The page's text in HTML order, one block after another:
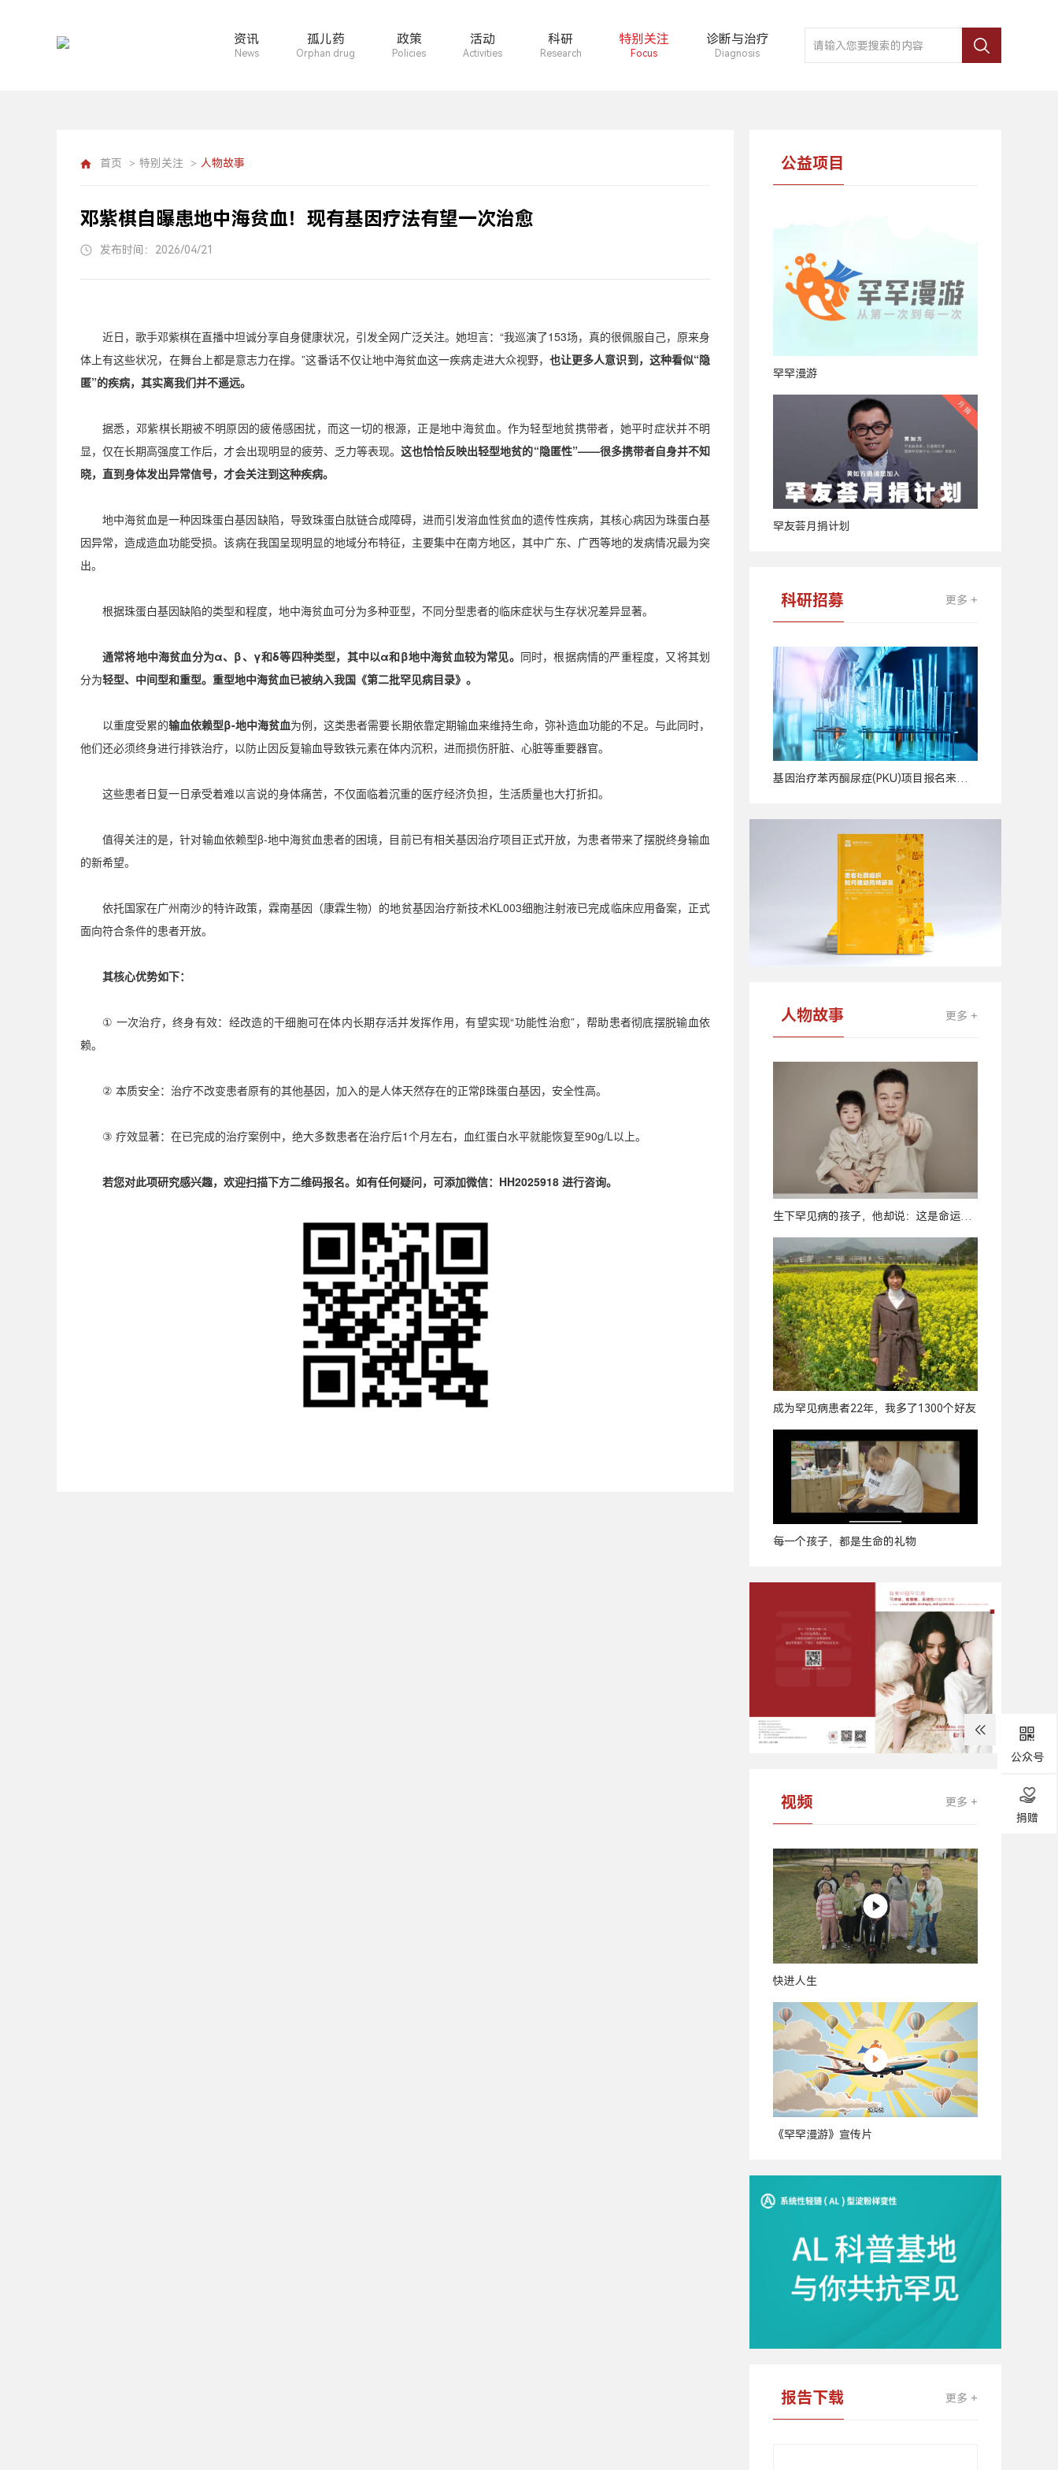
资讯
News
孤儿药
Orphan drug
政策
Policies
活动
Activities
科研
Research
特别关注
Focus
诊断与治疗
Diagnosis
首页 > 特别关注 > 人物故事
邓紫棋自曝患地中海贫血！​现有基因疗法有望一次治愈
发布时间：2026/04/21
近日，歌手邓紫棋在直播中坦诚分享自身健康状况，引发全网广泛关注。她坦言： “我巡演了153场，真的很佩服自己，原来身
体上有这些状况，在舞台上都是意志力在撑。”这番话不仅让地中海贫血这一疾病走进大众视野，也让更多人意识到，这种看似“隐
匿”的疾病，其实离我们并不遥远。
据悉，邓紫棋长期被不明原因的疲倦感困扰，而这一切的根源，正是地中海贫血。作为轻型地贫携带者，她平时症状并不明
显，仅在长期高强度工作后，才会出现明显的疲劳、乏力等表现。这也恰恰反映出轻型地贫的“隐匿性”——很多携带者自身并不知
晓，直到身体发出异常信号，才会关注到这种疾病。
地中海贫血是一种因珠蛋白基因缺陷，导致珠蛋白肽链合成障碍，进而引发溶血性贫血的遗传性疾病，其核心病因为珠蛋白基
因异常，造成造血功能受损。该病在我国呈现明显的地域分布特征，主要集中在南方地区，其中广东、广西等地的发病情况最为突
出。
根据珠蛋白基因缺陷的类型和程度，地中海贫血可分为多种亚型，不同分型患者的临床症状与生存状况差异显著。
通常将地中海贫血分为α、 β、 γ和δ等四种类型，其中以α和β地中海贫血较为常见。 同时，根据病情的严重程度，又将其划
分为轻型、中间型和重型。重型地中海贫血已被纳入我国《第二批罕见病目录》。
以重度受累的输血依赖型β-地中海贫血为例，这类患者需要长期依靠定期输血来维持生命，弥补造血功能的不足。与此同时，
他们还必须终身进行排铁治疗，以防止因反复输血导致铁元素在体内沉积，进而损伤肝脏、心脏等重要器官。
这些患者日复一日承受着难以言说的身体痛苦，不仅面临着沉重的医疗经济负担，生活质量也大打折扣。
值得关注的是，针对输血依赖型β-地中海贫血患者的困境，目前已有相关基因治疗项目正式开放，为患者带来了摆脱终身输血
的新希望。
依托国家在广州南沙的特许政策，霖南基因（康霖生物）的地贫基因治疗新技术KL003细胞注射液已完成临床应用备案，正式
面向符合条件的患者开放。
其核心优势如下：
① 一次治疗，终身有效：经改造的干细胞可在体内长期存活并发挥作用，有望实现“功能性治愈”，帮助患者彻底摆脱输血依
赖。
② 本质安全：治疗不改变患者原有的其他基因，加入的是人体天然存在的正常β珠蛋白基因，安全性高。
③ 疗效显著：在已完成的治疗案例中，绝大多数患者在治疗后1个月左右，血红蛋白水平就能恢复至90g/L以上。
若您对此项研究感兴趣，欢迎扫描下方二维码报名。如有任何疑问，可添加微信： HH2025918 进行咨询。
公益项目
罕罕漫游
罕友荟月捐计划
科研招募 更多 +
基因治疗苯丙酮尿症(PKU)项目报名来
人物故事 更多 +
生下罕见病的孩子，他却说：这是命运最
好的安排
成为罕见病患者22年，我多了1300个好友
每一个孩子，都是生命的礼物
视频 更多 +
快进人生
《罕罕漫游》宣传片
报告下载 更多 +
公众号
捐赠